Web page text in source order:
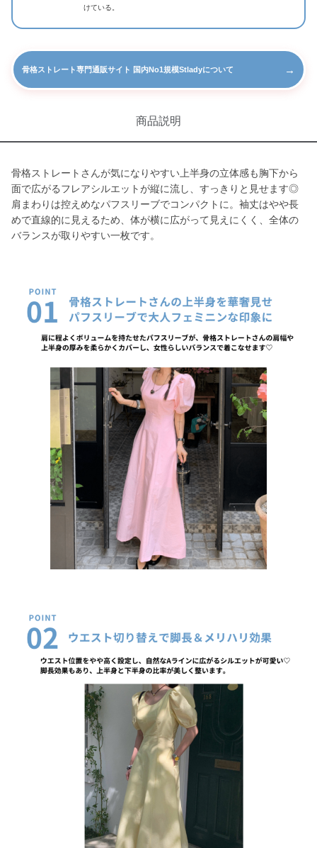
けている。
骨格ストレート専門通販サイト 国内No1規模Stladyについて →
商品説明
骨格ストレートさんが気になりやすい上半身の立体感も胸下から
面で広がるフレアシルエットが縦に流し、すっきりと見せます◎
肩まわりは控えめなパフスリーブでコンパクトに。袖丈はやや長
めで直線的に見えるため、体が横に広がって見えにくく、全体の
バランスが取りやすい一枚です。